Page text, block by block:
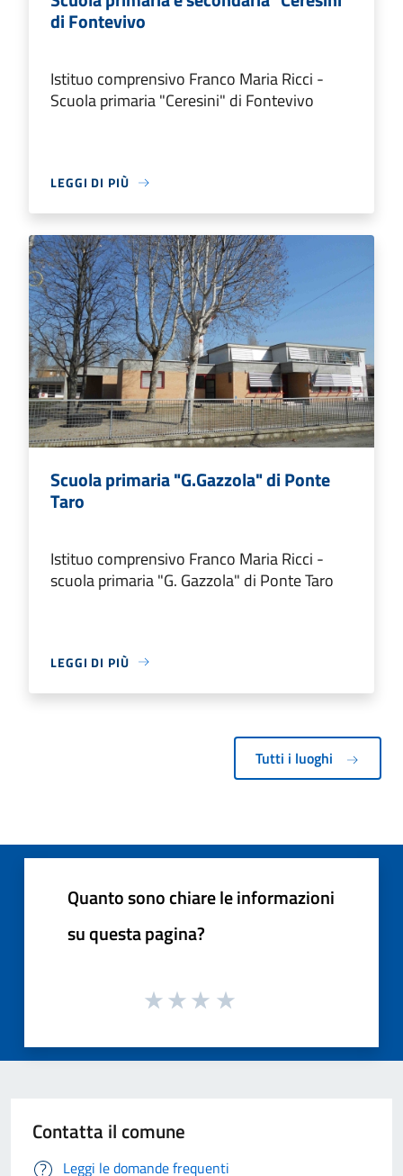
di Fontevivo
Istituo comprensivo Franco Maria Ricci -
Scuola primaria "Ceresini" di Fontevivo
LEGGI DI PIÙ
Scuola primaria "G.Gazzola" di Ponte
Taro
Istituo comprensivo Franco Maria Ricci -
scuola primaria "G. Gazzola" di Ponte Taro
LEGGI DI PIÙ
Tutti i luoghi
Quanto sono chiare le informazioni
su questa pagina?
Contatta il comune
Leggi le domande frequenti